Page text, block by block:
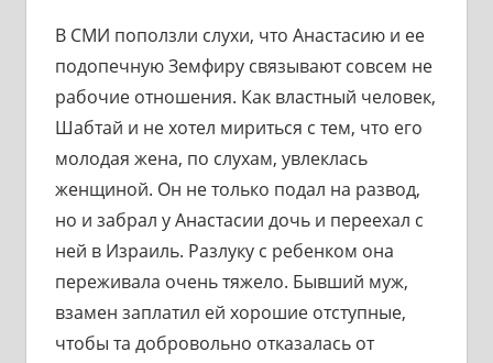
В СМИ поползли слухи, что Анастасию и ее
подопечную Земфиру связывают совсем не
рабочие отношения. Как властный человек,
Шабтай и не хотел мириться с тем, что его
молодая жена, по слухам, увлеклась
женщиной. Он не только подал на развод,
но и забрал у Анастасии дочь и переехал с
ней в Израиль. Разлуку с ребенком она
переживала очень тяжело. Бывший муж,
взамен заплатил ей хорошие отступные,
чтобы та добровольно отказалась от